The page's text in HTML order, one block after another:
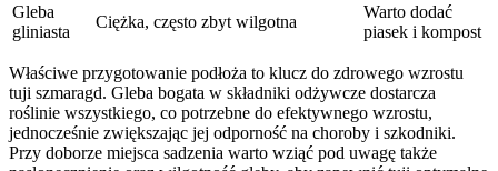
Gleba
gliniasta
Ciężka, często zbyt wilgotna
Warto dodać
piasek i kompost
Właściwe przygotowanie podłoża to klucz do zdrowego wzrostu
tuji szmaragd. Gleba bogata w składniki odżywcze dostarcza
roślinie wszystkiego, co potrzebne do efektywnego wzrostu,
jednocześnie zwiększając jej odporność na choroby i szkodniki.
Przy doborze miejsca sadzenia warto wziąć pod uwagę także